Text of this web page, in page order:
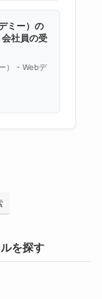
ミー）の
社員の受
） - Webデ
を探す